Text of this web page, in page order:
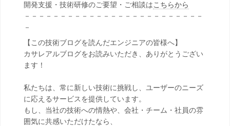
開発支援・技術研修のご要望・ご相談はこちらから
－－－－－－－－－－－－－－－－－－－－－－－－－
－
【この技術ブログを読んだエンジニアの皆様へ】
カサレアルブログをお読みいただき、ありがとうござい
ます！
私たちは、常に新しい技術に挑戦し、ユーザーのニーズ
に応えるサービスを提供しています。
もし、当社の技術への情熱や、会社・チーム・社員の雰
囲気に共感いただけたなら、